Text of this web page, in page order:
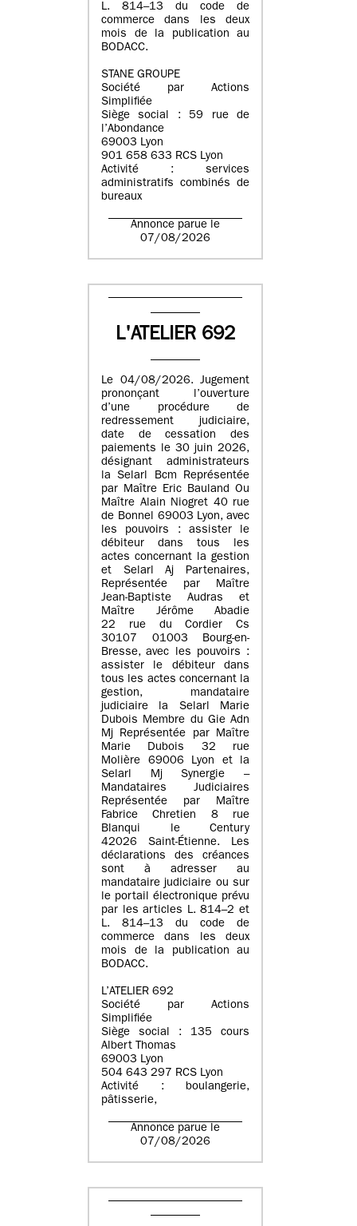
L. 814–13 du code de
commerce dans les deux
mois de la publication au
BODACC.
STANE GROUPE
Société par Actions
Simplifiée
Siège social : 59 rue de
l’Abondance
69003 Lyon
901 658 633 RCS Lyon
Activité : services
administratifs combinés de
bureaux
Annonce parue le
07/08/2026
L'ATELIER 692
Le 04/08/2026. Jugement
prononçant l’ouverture
d’une procédure de
redressement judiciaire,
date de cessation des
paiements le 30 juin 2026,
désignant administrateurs
la Selarl Bcm Représentée
par Maître Eric Bauland Ou
Maître Alain Niogret 40 rue
de Bonnel 69003 Lyon, avec
les pouvoirs : assister le
débiteur dans tous les
actes concernant la gestion
et Selarl Aj Partenaires,
Représentée par Maître
Jean-Baptiste Audras et
Maître Jérôme Abadie
22 rue du Cordier Cs
30107 01003 Bourg-en-
Bresse, avec les pouvoirs :
assister le débiteur dans
tous les actes concernant la
gestion, mandataire
judiciaire la Selarl Marie
Dubois Membre du Gie Adn
Mj Représentée par Maître
Marie Dubois 32 rue
Molière 69006 Lyon et la
Selarl Mj Synergie –
Mandataires Judiciaires
Représentée par Maître
Fabrice Chretien 8 rue
Blanqui le Century
42026 Saint-Étienne. Les
déclarations des créances
sont à adresser au
mandataire judiciaire ou sur
le portail électronique prévu
par les articles L. 814–2 et
L. 814–13 du code de
commerce dans les deux
mois de la publication au
BODACC.
L’ATELIER 692
Société par Actions
Simplifiée
Siège social : 135 cours
Albert Thomas
69003 Lyon
504 643 297 RCS Lyon
Activité : boulangerie,
pâtisserie,
Annonce parue le
07/08/2026